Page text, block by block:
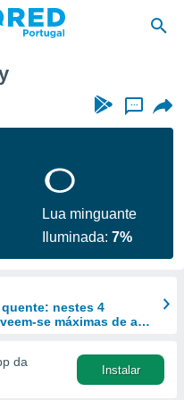
...
Lua minguante
Iluminada:7%
nestes 4
se máximas de até
da
Instalar